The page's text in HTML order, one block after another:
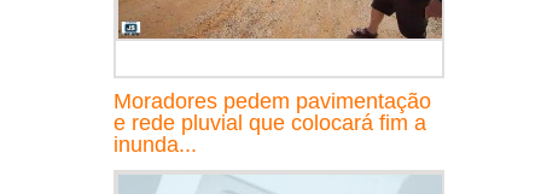
Moradores pedem pavimentação
e rede pluvial que colocará fim a
inunda...